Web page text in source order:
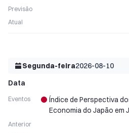
Previsão
Atual
Segunda-feira2026-08-10
Data
Eventos
Índice de Perspectiva
Economia do Japão em
Anterior